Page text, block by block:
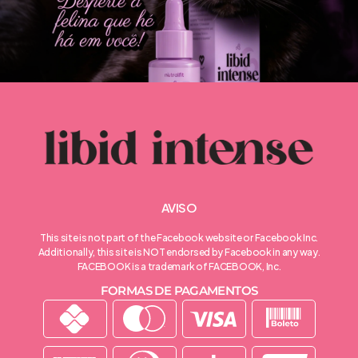
AVISO
This site is not part of the Facebook website or Facebook Inc.
Additionally, this site is NOT endorsed by Facebook in any way.
FACEBOOK is a trademark of FACEBOOK, Inc.
FORMAS DE PAGAMENTOS